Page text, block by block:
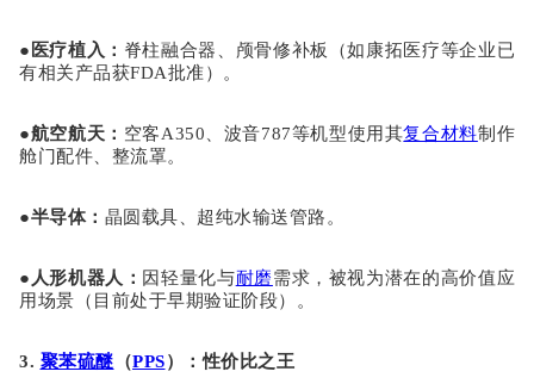
● 医疗植入 ： 脊柱融合器、颅骨修补板（如康拓医疗等企业已
有相关产品获FDA批准）。
●航空航天 ： 空客A350、波音787等机型使用其复合材料制作
舱门配件、整流罩。
●半导体： 晶圆载具、超纯水输送管路。
● 人形机器人 ： 因轻量化与耐磨需求，被视为潜在的高价值应
用场景（目前处于早期验证阶段）。
3. 聚苯硫醚 （PPS）：性价比之王